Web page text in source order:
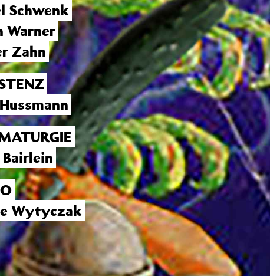
Schwenk
Warner
Zahn
Bairlein
Wytyczak